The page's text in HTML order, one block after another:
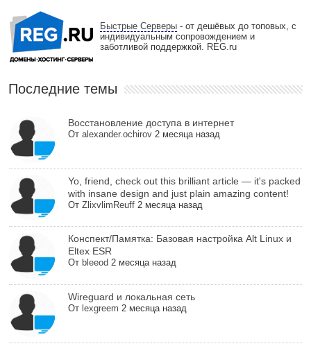
Быстрые Серверы - от дешёвых до топовых, с
индивидуальным сопровождением и
заботливой поддержкой. REG.ru
Последние темы
Восстановление доступа в интернет
От alexander.ochirov 2 месяца назад
Yo, friend, check out this brilliant article — it's packed
with insane design and just plain amazing content!
От ZlixvlimReuff 2 месяца назад
Конспект/Памятка: Базовая настройка Alt Linux и
Eltex ESR
От bleeod 2 месяца назад
Wireguard и локальная сеть
От lexgreem 2 месяца назад